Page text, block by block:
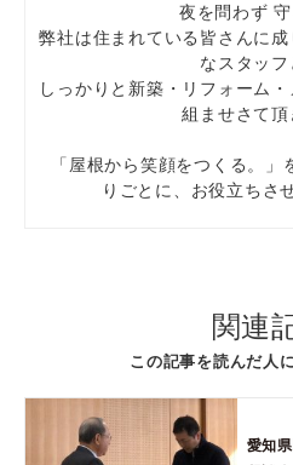
夜を問わず 守
弊社は住まれている皆さんに
なスタッフ
しっかりと新築・リフォーム
組ませさて頂
「屋根から笑顔をつくる。」
りごとに、お役立ちさ
関連
この記事を読んだ人
愛知